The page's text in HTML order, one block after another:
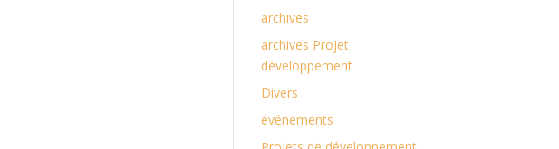
archives
archives Projet
développement
Divers
événements